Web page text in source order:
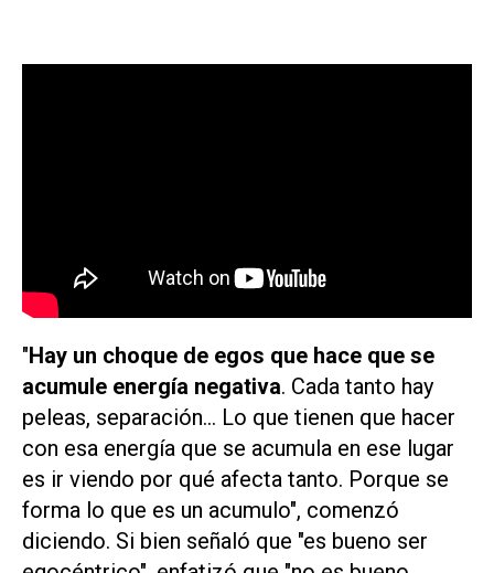
"Hay un choque de egos que hace que se
acumule energía negativa. Cada tanto hay
peleas, separación... Lo que tienen que hacer
con esa energía que se acumula en ese lugar
es ir viendo por qué afecta tanto. Porque se
forma lo que es un acumulo", comenzó
diciendo. Si bien señaló que "es bueno ser